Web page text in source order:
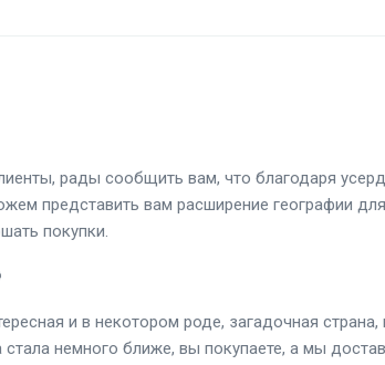
рады сообщить вам, что благодаря
представить вам расширение географии
покупки.
и в некотором роде, загадочная
стала немного ближе, вы покупаете, а мы